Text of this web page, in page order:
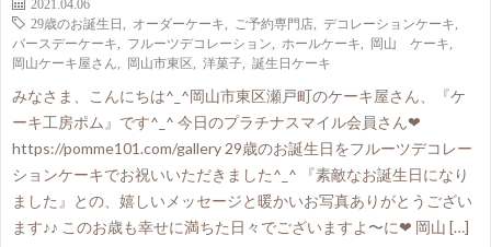
2021.04.06
29歳のお誕生日
オーダーケーキ ご予約専門店 デコレーションケーキ
バースデーケーキ
フルーツデコレーション ホールケーキ 岡山 ケーキ
岡山ケーキ屋さん
岡山市東区 洋菓子 誕生日ケーキ
みなさま、こんにちは^_^岡山市東区瀬戸町のケーキ屋さん、『ケ
ーキ工房ポム』です^_^ 今日のプラチナスマイル会員さん❤
https://pomme101.com/gallery 29歳のお誕生日をフルーツデコレー
ションケーキでお祝いいただきました^_^ 『素敵なお誕生日になり
ました』との、嬉しいメッセージと暖かいお写真ありがとうござい
ます♪♪ このお歳も幸せに満ちた日々でございますよ〜に❤ 岡山 […]